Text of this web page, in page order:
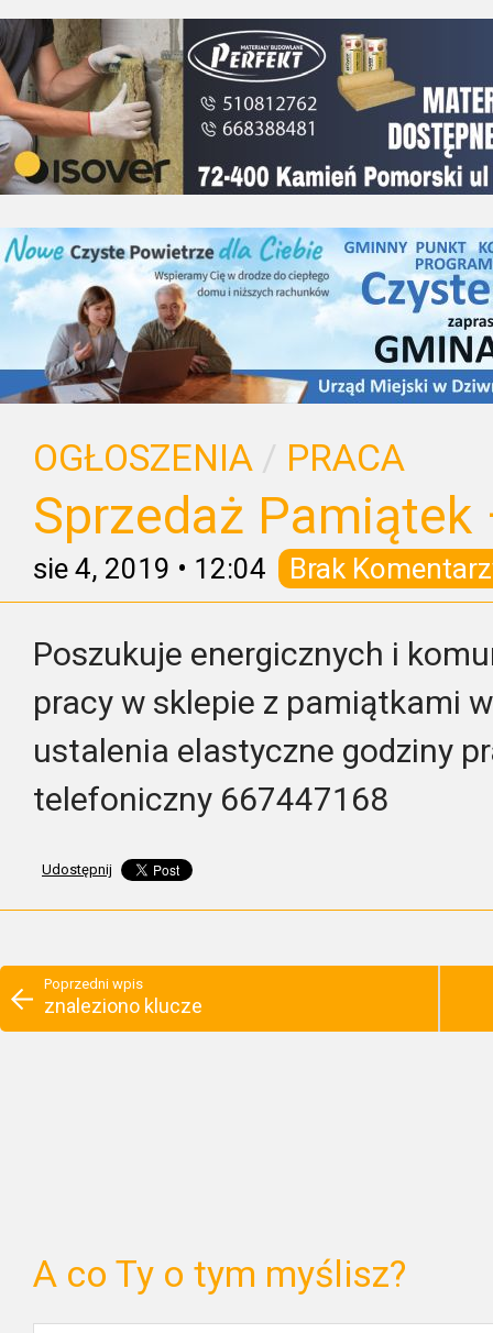
OGŁOSZENIA / PRACA
Sprzedaż
sie 4, 2019 • 12:04 Brak
Poszukuje energicznych i
pracy w sklepie z pamiątkami
ustalenia elastyczne godziny
telefoniczny 667447168
Udostępnij
Poprzedni wpis
znaleziono klucze
A co Ty o tym myślisz?